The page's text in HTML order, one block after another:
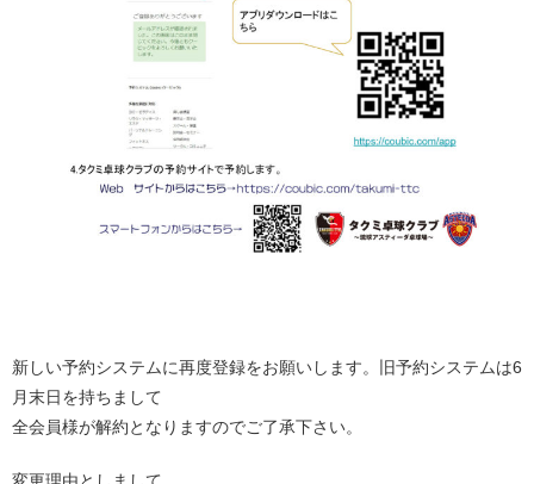
新しい予約システムに再度登録をお願いします。旧予約システムは6
月末日を持ちまして
全会員様が解約となりますのでご了承下さい。
変更理由としまして